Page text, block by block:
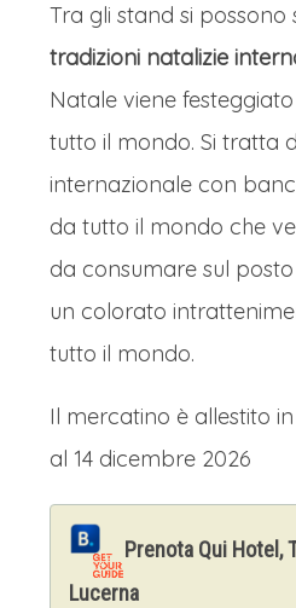
trasforma in un
natalizio, dove le
riempiono di
artigianato locale,
tradizionali e
natalizie
immergendo i
fiabesca che
l'incanto del
Riquewihr è inserito
paesini più belli di
mille scatti
questa bellezza
Tra gli stand si possono
tradizioni natalizie
Natale viene
tutto il mondo. Si tratta
internazionale con
da tutto il mondo che
da consumare sul
un colorato
tutto il mondo.
Il mercatino è allestito in
al 14 dicembre 2026
Prenota Qui Hotel,
Lucerna